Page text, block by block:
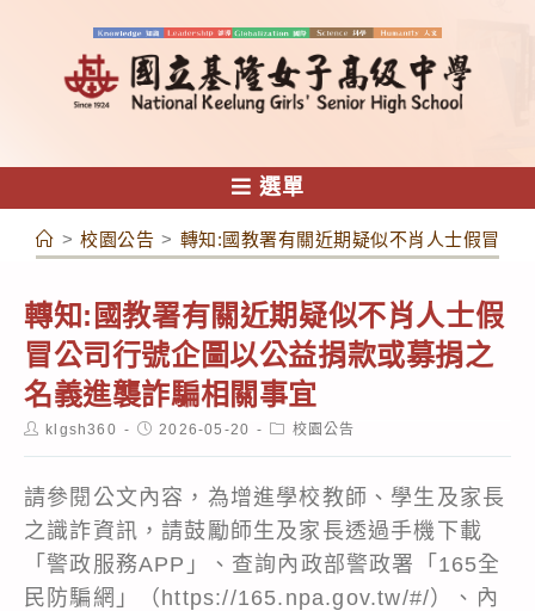
容
選單
> 校園公告 > 轉知:國教署有關近期疑似不肖人士假冒公
轉知:國教署有關近期疑似不肖人士假
冒公司行號企圖以公益捐款或募捐之
名義進襲詐騙相關事宜
Postklgsh360
Post2026-05-20
Post校園公告
請參閱公文內容，為增進學校教師、學生及家長
之識詐資訊，請鼓勵師生及家長透過手機下載
「警政服務APP」、查詢內政部警政署「165全
民防騙網」（https://165.npa.gov.tw/#/）、內